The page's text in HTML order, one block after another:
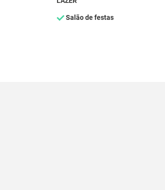
Salão de festas